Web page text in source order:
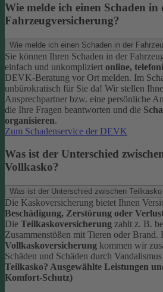
Wie melde ich einen Schaden in
Fahrzeugversicherung?
Wie melde ich einen Schaden in der
Sie können Ihren Schaden in der
einfach und unkompliziert online,
DEVK-Beratung vor Ort melden. Im
unbürokratisch für Sie da! Wir stellen
Ansprechpartner bzw. eine persönliche
die Ihre Fragen beantworten und die
organisieren.
Zum Schadenservice der DEVK
Was ist der Unterschied
Vollkasko?
Was ist der Unterschied zwischen
Die Kaskoversicherung bietet Ihnen
Beschädigung, Zerstörung oder
Die Teilkaskoversicherung zahlt z. B.
Zusammenstößen mit Tieren oder Brand.
Vollkaskoversicherung kommen wir
Schäden und Schäden durch
Teilkasko? Ausgewählte Leistungen
Komfort-Schutz)